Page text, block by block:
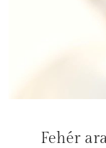
Fehér